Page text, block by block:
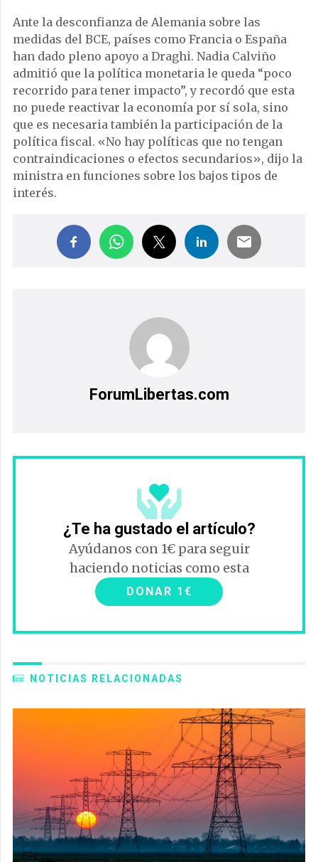
Ante la desconfianza de Alemania sobre las
medidas del BCE, países como Francia o España
han dado pleno apoyo a Draghi. Nadia Calviño
admitió que la política monetaria le queda “poco
recorrido para tener impacto”, y recordó que esta
no puede reactivar la economía por sí sola, sino
que es necesaria también la participación de la
política fiscal. «No hay políticas que no tengan
contraindicaciones o efectos secundarios», dijo la
ministra en funciones sobre los bajos tipos de
interés.
ForumLibertas.com
¿Te ha gustado el artículo?
Ayúdanos con 1€ para seguir
haciendo noticias como esta
DONAR 1€
NOTICIAS RELACIONADAS